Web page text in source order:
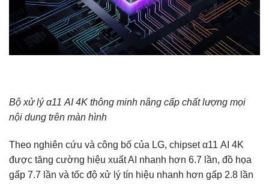
Bộ xử lý α11 AI 4K thông minh nâng cấp chất lượng mọi
nội dung trên màn hình
Theo nghiên cứu và công bố của LG, chipset α11 AI 4K
được tăng cường hiệu xuất AI nhanh hơn 6.7 lần, đồ họa
gấp 7.7 lần và tốc độ xử lý tín hiệu nhanh hơn gấp 2.8 lần